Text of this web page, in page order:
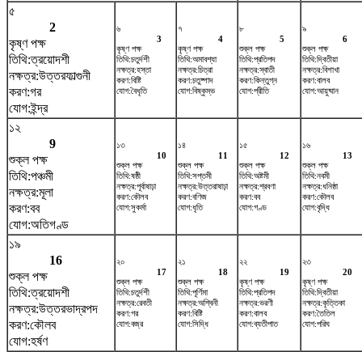
৫
2
কৃষ্ণ পক্ষ
তিথি:ত্রয়োদশী
নক্ষত্র:উত্তরফাল্গুনী
করণ:গর
যোগ:ইন্দ্র
৬
3
কৃষ্ণ পক্ষ
তিথি:চতুর্দশী
নক্ষত্র:হস্তা
করণ:বিষ্টি
যোগ:বৈধৃতি
৭
4
কৃষ্ণ পক্ষ
তিথি:অমাবশ্যা
নক্ষত্র:চিত্রা
করণ:চতুষ্পাদ
যোগ:বিষ্কুম্ভ
৮
5
শুক্ল পক্ষ
তিথি:প্রতিপদ
নক্ষত্র:স্বাতী
করণ:কিন্তুগ্ন
যোগ:প্রীতি
৯
6
শুক্ল পক্ষ
তিথি:দ্বিতীয়া
নক্ষত্র:বিশাখা
করণ:বালব
যোগ:আয়ুষ্মান
১২
9
শুক্ল পক্ষ
তিথি:পঞ্চমী
নক্ষত্র:মূলা
করণ:বব
যোগ:অতিগণ্ড
১৩
10
শুক্ল পক্ষ
তিথি:ষষ্ঠী
নক্ষত্র:পূর্বাষাঢ়া
করণ:কৌলব
যোগ:সুকর্মা
১৪
11
শুক্ল পক্ষ
তিথি:সপ্তমী
নক্ষত্র:উত্তরাষাঢ়া
করণ:বণিজ
যোগ:ধৃতি
১৫
12
শুক্ল পক্ষ
তিথি:অষ্টমী
নক্ষত্র:শ্রবণা
করণ:বব
যোগ:গণ্ড
১৬
13
শুক্ল পক্ষ
তিথি:নবমী
নক্ষত্র:ধনিষ্ঠা
করণ:কৌলব
যোগ:বৃদ্ধি
১৯
16
শুক্ল পক্ষ
তিথি:ত্রয়োদশী
নক্ষত্র:উত্তরভাদ্রপদ
করণ:কৌলব
যোগ:হর্ষণ
২০
17
শুক্ল পক্ষ
তিথি:চতুর্দশী
নক্ষত্র:রেবতী
করণ:গর
যোগ:বজ্র
২১
18
শুক্ল পক্ষ
তিথি:পূর্ণিমা
নক্ষত্র:অশ্বিনী
করণ:বিষ্টি
যোগ:সিদ্ধি
২২
19
কৃষ্ণ পক্ষ
তিথি:প্রতিপদ
নক্ষত্র:ভরণী
করণ:বালব
যোগ:ব্যতীপাত
২৩
20
কৃষ্ণ পক্ষ
তিথি:দ্বিতীয়া
নক্ষত্র:কৃত্তিকা
করণ:তৈতিল
যোগ:পরিঘ